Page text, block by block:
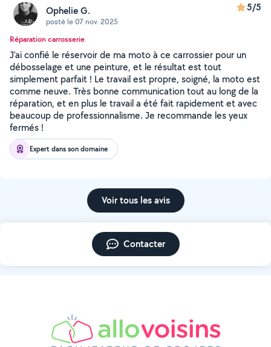
Ophelie G.
posté le 07 nov. 2025
5/5
Réparation carrosserie
J’ai confié le réservoir de ma moto à ce carrossier pour un
débosselage et une peinture, et le résultat est tout
simplement parfait ! Le travail est propre, soigné, la moto est
comme neuve. Très bonne communication tout au long de la
réparation, et en plus le travail a été fait rapidement et avec
beaucoup de professionnalisme. Je recommande les yeux
fermés !
Expert dans son domaine
Voir tous les avis
Contacter